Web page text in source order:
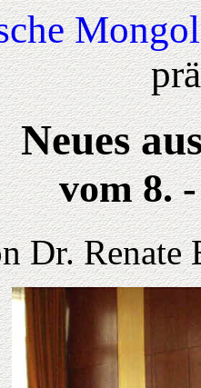
Neues
vom 8.
Dr. Renate